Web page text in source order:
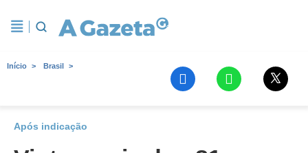
Início Brasil
Após indicação